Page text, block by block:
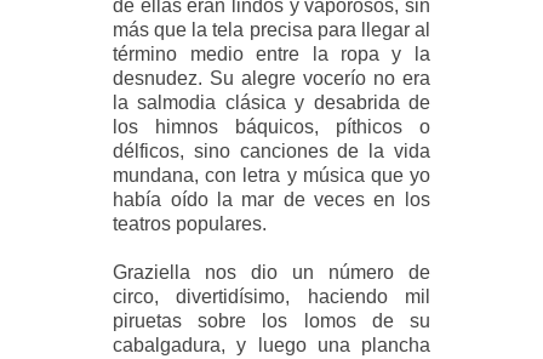
de ellas eran lindos y vaporosos, sin
más que la tela precisa para llegar al
término medio entre la ropa y la
desnudez. Su alegre vocerío no era
la salmodia clásica y desabrida de
los himnos báquicos, píthicos o
délficos, sino canciones de la vida
mundana, con letra y música que yo
había oído la mar de veces en los
teatros populares.
Graziella nos dio un número de
circo, divertidísimo, haciendo mil
piruetas sobre los lomos de su
cabalgadura, y luego una plancha